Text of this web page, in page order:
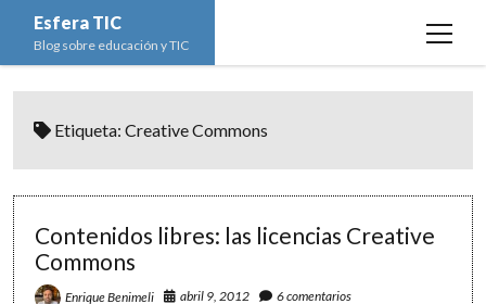
Esfera TIC
Blog sobre educación y TIC
open
Educación y TIC open
Escuela de padres
Espacios
menu
Ciencias Naturales
Ed. Plástica y Visual
Informática open
menu
Imagen digital
Matemáticas
Etiqueta:Creative Commons
Contenidos libres: las licencias Creative
Commons
Enrique Benimeli abril 9, 2012 6 comentarios